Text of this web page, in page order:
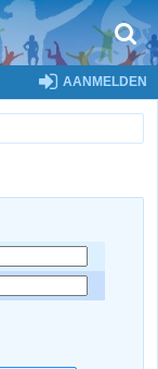
AANMELDEN